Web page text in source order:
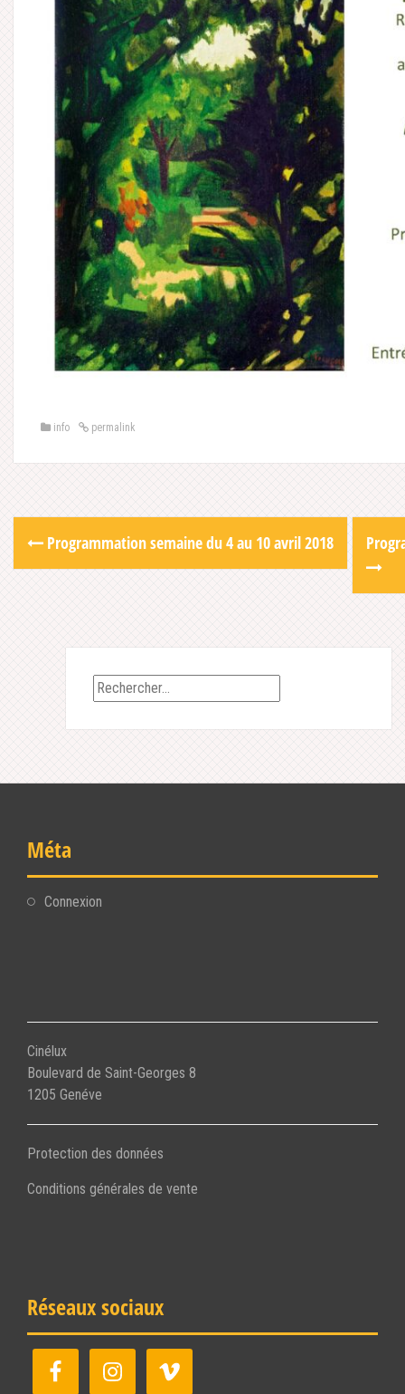
info permalink
Post
navigation
Programmation semaine du 4 au 10 avril 2018
Rechercher :
Méta
Connexion
Cinélux
Boulevard de Saint-Georges 8
1205 Genéve
Protection des données
Conditions générales de vente
Réseaux sociaux